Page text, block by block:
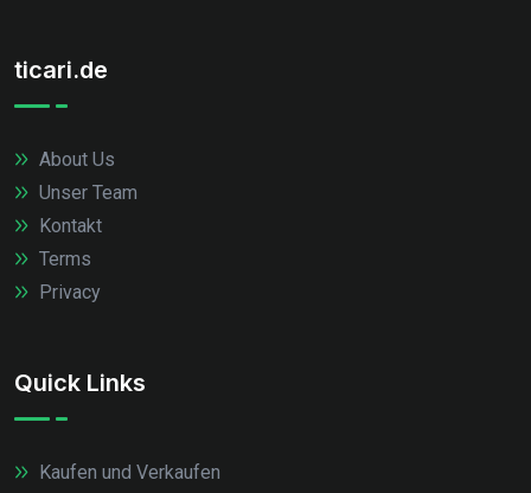
ticari.de
About Us
Unser Team
Kontakt
Terms
Privacy
Quick Links
Kaufen und Verkaufen